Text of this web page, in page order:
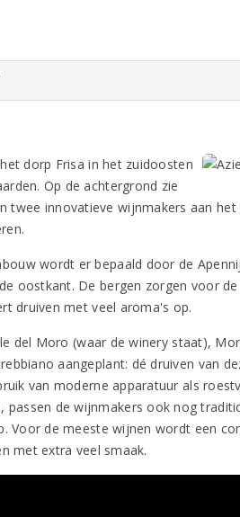
dorp Frisa in het zuidoosten
Op de achtergrond zie
twee innovatieve wijnmakers aan
wordt er bepaald door de
oostkant. De bergen zorgen voor
druiven met veel aroma's op.
del Moro (waar de winery staat),
aangeplant: dé druiven van
van moderne apparatuur als
de wijnmakers ook nog
Voor de meeste wijnen wordt een
met extra veel smaak.